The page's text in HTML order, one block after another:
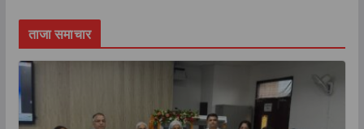
ताजा समाचार